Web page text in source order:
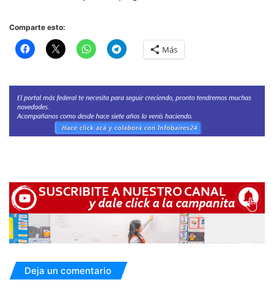
Comparte esto:
Más
Deja un comentario